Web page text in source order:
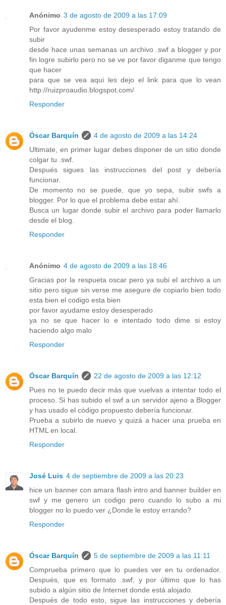
Anónimo 3 de agosto de 2009 a las 17:09
Por favor ayudenme estoy desesperado estoy tratando de
subir
desde hace unas semanas un archivo .swf a blogger y por
fin logre subirlo pero no se ve por favor diganme que tengo
que hacer
para que se vea aqui les dejo el link para que lo vean
http://ruizproaudio.blogspot.com/
Responder
Óscar Barquín
4 de agosto de 2009 a las 14:24
Ultimate, en primer lugar debes disponer de un sitio donde
colgar tu .swf.
Después sigues las instrucciones del post y debería
funcionar.
De momento no se puede, que yo sepa, subir swfs a
blogger. Por lo que el problema debe estar ahí.
Busca un lugar donde subir el archivo para poder llamarlo
desde el blog.
Responder
Anónimo 4 de agosto de 2009 a las 18:46
Gracias por la respueta oscar pero ya subi el archivo a un
sitio pero sigue sin verse me asegure de copiarlo bien todo
esta bien el codigo esta bien
por favor ayudame estoy desesperado
ya no se que hacer lo e intentado todo dime si estoy
haciendo algo malo
Responder
Óscar Barquín
22 de agosto de 2009 a las 12:12
Pues no te puedo decir más que vuelvas a intentar todo el
proceso. Si has subido el swf a un servidor ajeno a Blogger
y has usado el código propuesto debería funcionar.
Prueba a subirlo de nuevo y quizá a hacer una prueba en
HTML en local.
Responder
José Luis 4 de septiembre de 2009 a las 20:23
hice un banner con amara flash intro and banner builder en
swf y me genero un codigo pero cuando lo subo a mi
blogger no lo puedo ver ¿Donde le estoy errando?
Responder
Óscar Barquín
5 de septiembre de 2009 a las 11:11
Comprueba primero que lo puedes ver en tu ordenador.
Después, que es formato .swf, y por último que lo has
subido a algún sitio de Internet donde está alojado.
Después de todo esto, sigue las instrucciones y debería